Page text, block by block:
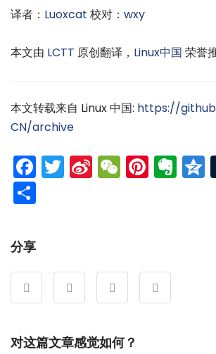
译者： Luoxcat 校对： wxy
本文由 LCTT 原创翻译， Linux中国 荣誉
本文转载来自 Linux 中国: https://
CN/archive
Facebook
Twitter
SinaWeChat
分享
对这篇文章感觉如何？